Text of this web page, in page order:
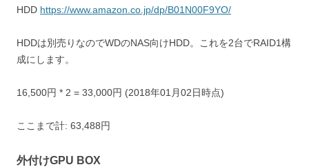
HDD https://www.amazon.co.jp/dp/B01N00F9YO/
HDDは別売りなのでWDのNAS向けHDD。これを2台でRAID1構
成にします。
16,500円 * 2 = 33,000円 (2018年01月02日時点)
ここまで計: 63,488円
外付けGPU BOX